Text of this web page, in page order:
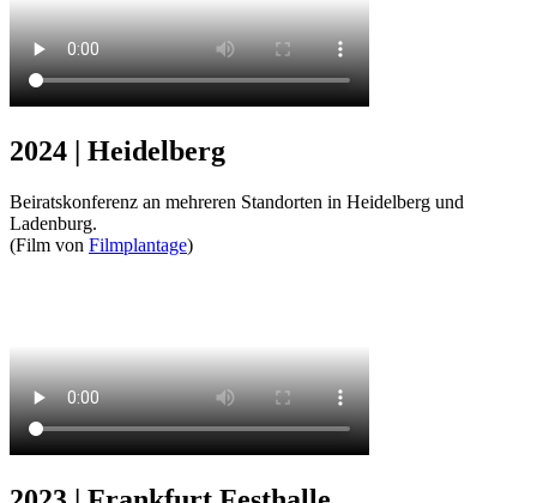
2024 | Heidelberg
Beiratskonferenz an mehreren Standorten in Heidelberg und
Ladenburg.
(Film von Filmplantage)